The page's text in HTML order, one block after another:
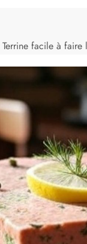
Terrine facile à faire